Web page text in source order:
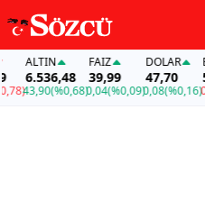
ALTIN
6.536,48
43,90(%0,68)
FAİZ
39,99
0,04(%0,09)
DOLAR
47,70
0,08(%0,16)